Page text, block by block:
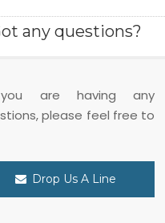
any questions?
are having any
please feel free to
Drop Us A Line